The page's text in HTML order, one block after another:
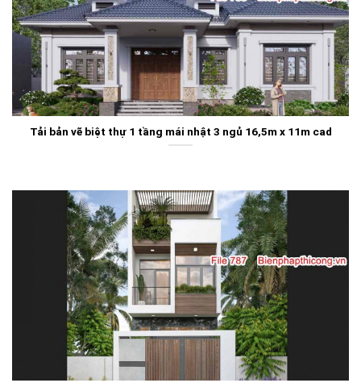
Tải bản vẽ biệt thự 1 tầng mái nhật 3 ngủ 16,5m x 11m cad